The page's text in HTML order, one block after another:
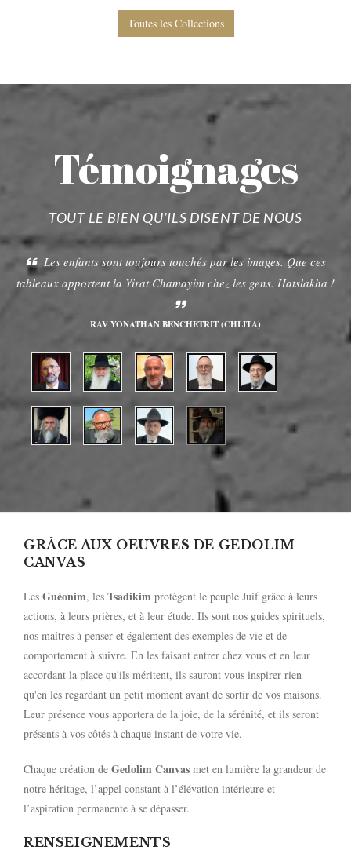
Toutes les Collections
Témoignages
TOUT LE BIEN QU’ILS DISENT DE NOUS
Les enfants sont toujours touchés par les images. Que ces
tableaux apportent la Yirat Chamayim chez les gens. Hatslakha !
RAV YONATHAN BENCHETRIT (CHLITA)
GRÂCE AUX OEUVRES DE GEDOLIM
CANVAS
Les Guéonim, les Tsadikim protègent le peuple Juif grâce à leurs
actions, à leurs prières, et à leur étude. Ils sont nos guides spirituels,
nos maîtres à penser et également des exemples de vie et de
comportement à suivre. En les faisant entrer chez vous et en leur
accordant la place qu'ils méritent, ils sauront vous inspirer rien
qu'en les regardant un petit moment avant de sortir de vos maisons.
Leur présence vous apportera de la joie, de la sérénité, et ils seront
présents à vos côtés à chaque instant de votre vie.
Chaque création de Gedolim Canvas met en lumière la grandeur de
notre héritage, l’appel constant à l’élévation intérieure et
l’aspiration permanente à se dépasser.
RENSEIGNEMENTS